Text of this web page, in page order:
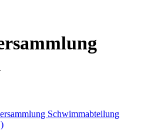
Schwimmabteilung